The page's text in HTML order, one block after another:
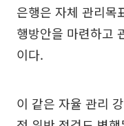
은행은 자체 관리목
행방안을 마련하고
이다.
이 같은 자율 관리